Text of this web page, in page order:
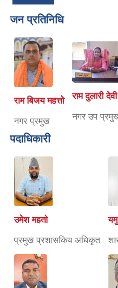
जन प्रतिनिधि
राम बिजय महत्तो
नगर प्रमुख
राम दुलारी देवी
नगर उप
पदाधिकारी
उमेश महतो
प्रमुख प्रशासकिय अधिकृत